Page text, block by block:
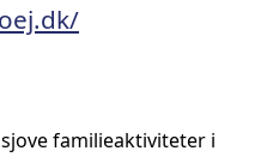
familieaktiviteter i